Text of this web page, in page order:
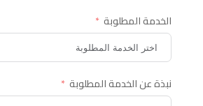
الخدمة المطلوبة
نبذة عن الخدمة المطلوبة